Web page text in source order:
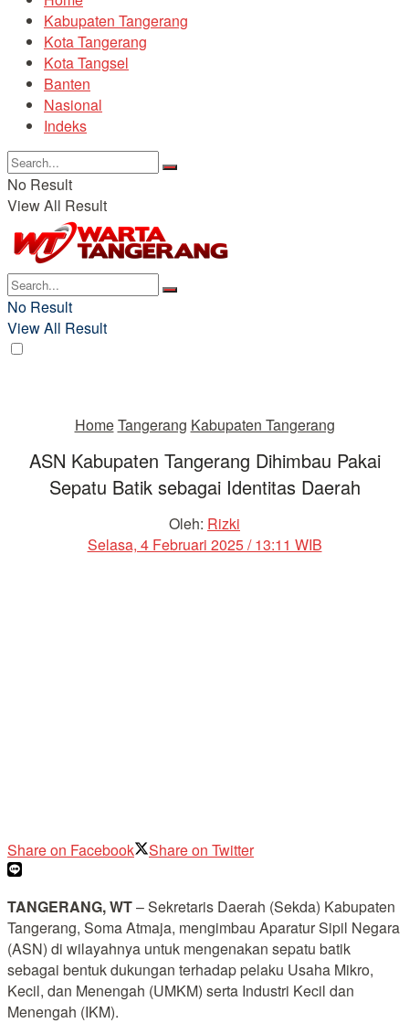
Kabupaten Tangerang
Kota Tangerang
Kota Tangsel
Banten
Nasional
Indeks
No Result
View All Result
No Result
View All Result
HomeTangerang Kabupaten Tangerang
ASN Kabupaten Tangerang Dihimbau Pakai
Sepatu Batik sebagai Identitas Daerah
Oleh: Rizki
Selasa, 4 Februari 2025 / 13:11 WIB
Share on Facebook Share on Twitter
TANGERANG, WT– Sekretaris Daerah (Sekda) Kabupaten
Tangerang, Soma Atmaja, mengimbau Aparatur Sipil Negara
(ASN) di wilayahnya untuk mengenakan sepatu batik
sebagai bentuk dukungan terhadap pelaku Usaha Mikro,
Kecil, dan Menengah (UMKM) serta Industri Kecil dan
Menengah (IKM).